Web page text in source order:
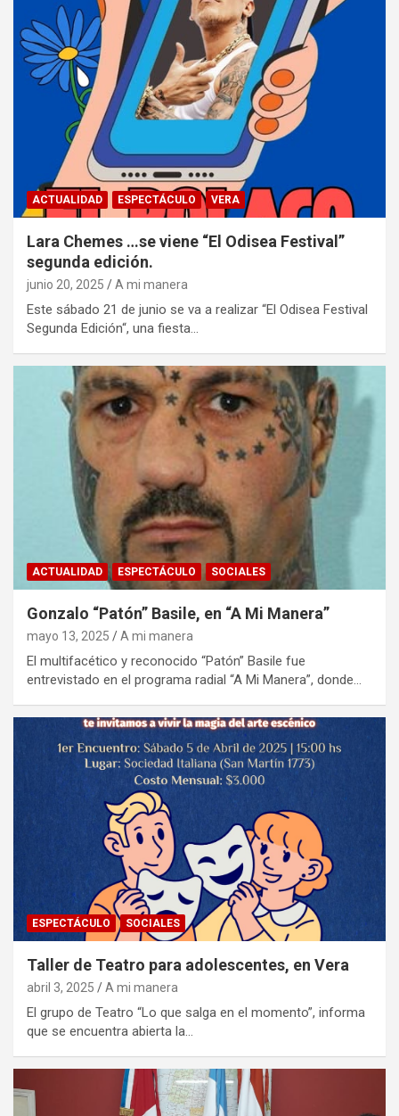
ACTUALIDAD ESPECTÁCULO VERA
Lara Chemes …se viene “El Odisea Festival”
segunda edición.
junio 20, 2025 A mi manera
Este sábado 21 de junio se va a realizar “El Odisea Festival
Segunda Edición“, una fiesta…
ACTUALIDAD ESPECTÁCULO SOCIALES
Gonzalo “Patón” Basile, en “A Mi Manera”
mayo 13, 2025 A mi manera
El multifacético y reconocido “Patón” Basile fue
entrevistado en el programa radial “A Mi Manera”, donde…
ESPECTÁCULO SOCIALES
Taller de Teatro para adolescentes, en Vera
abril 3, 2025 A mi manera
El grupo de Teatro “Lo que salga en el momento”, informa
que se encuentra abierta la…